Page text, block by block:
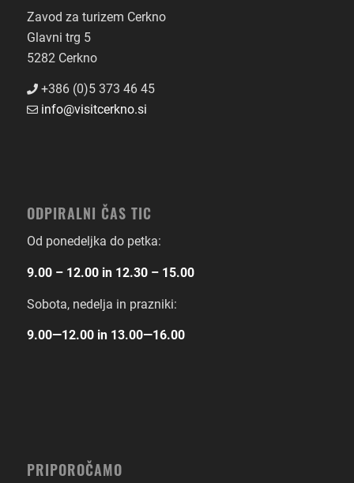
Zavod za turizem Cerkno
Glavni trg 5
5282 Cerkno
+386 (0)5 373 46 45
info@visitcerkno.si
ODPIRALNI ČAS TIC
Od ponedeljka do petka:
9.00 – 12.00 in 12.30 – 15.00
Sobota, nedelja in prazniki:
9.00―12.00 in 13.00―16.00
PRIPOROČAMO